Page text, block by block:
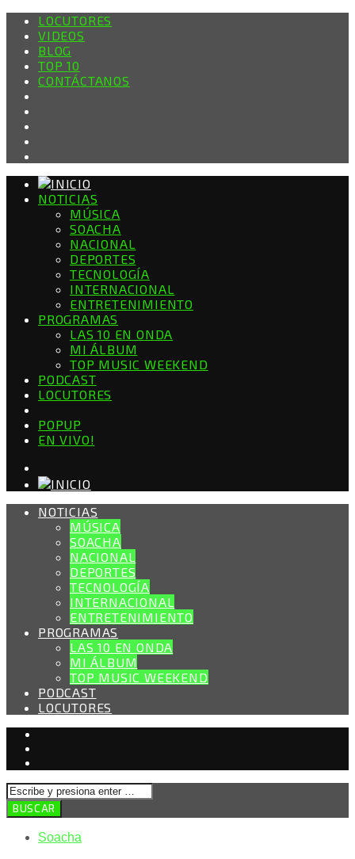
LOCUTORES
VIDEOS
BLOG
TOP 10
CONTÁCTANOS
NOTICIAS
MÚSICA
SOACHA
NACIONAL
DEPORTES
TECNOLOGÍA
INTERNACIONAL
ENTRETENIMIENTO
PROGRAMAS
LAS 10 EN ONDA
MI ÁLBUM
TOP MUSIC WEEKEND
PODCAST
LOCUTORES
POPUP
EN VIVO!
NOTICIAS
MÚSICA
SOACHA
NACIONAL
DEPORTES
TECNOLOGÍA
INTERNACIONAL
ENTRETENIMIENTO
PROGRAMAS
LAS 10 EN ONDA
MI ÁLBUM
TOP MUSIC WEEKEND
PODCAST
LOCUTORES
Soacha